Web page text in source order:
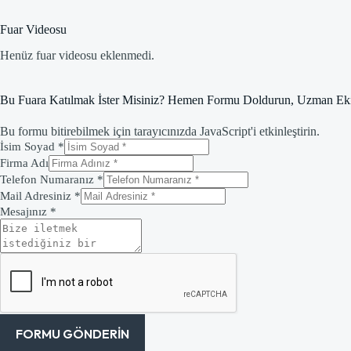
Fuar Videosu
Henüz fuar videosu eklenmedi.
Bu Fuara Katılmak İster Misiniz? Hemen Formu Doldurun, Uzman
Bu formu bitirebilmek için tarayıcınızda JavaScript'i etkinleştirin.
İsim Soyad *
Firma Adı
Telefon Numaranız *
Mail Adresiniz *
Mesajınız *
FORMU GÖNDERIN